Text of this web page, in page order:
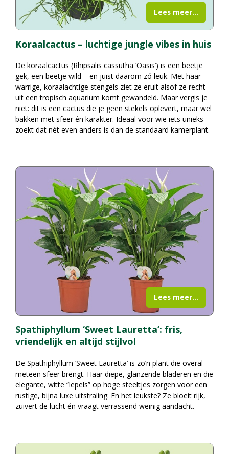
Koraalcactus – luchtige jungle vibes in huis
De koraalcactus (Rhipsalis cassutha ‘Oasis’) is een beetje
gek, een beetje wild – en juist daarom zó leuk. Met haar
warrige, koraalachtige stengels ziet ze eruit alsof ze recht
uit een tropisch aquarium komt gewandeld. Maar vergis je
niet: dit is een cactus die je geen stekels oplevert, maar wel
bakken met sfeer én karakter. Ideaal voor wie iets unieks
zoekt dat nét even anders is dan de standaard kamerplant.
Lees meer...
Spathiphyllum ‘Sweet Lauretta’: fris,
vriendelijk en altijd stijlvol
De Spathiphyllum ‘Sweet Lauretta’ is zo’n plant die overal
meteen sfeer brengt. Haar diepe, glanzende bladeren en die
elegante, witte “lepels” op hoge steeltjes zorgen voor een
rustige, bijna luxe uitstraling. En het leukste? Ze bloeit rijk,
zuivert de lucht én vraagt verrassend weinig aandacht.
Lees meer...